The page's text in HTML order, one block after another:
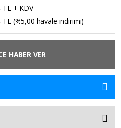
TL + KDV
TL (%5,00 havale indirimi)
HABER VER